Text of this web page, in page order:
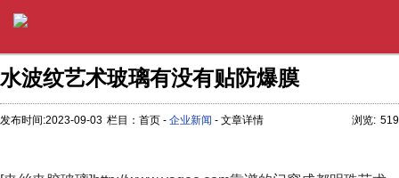
水波纹艺术玻璃有没有贴防爆膜
发布时间:2023-09-03 栏目：首页 - 企业新闻 - 文章详情 浏览: 519